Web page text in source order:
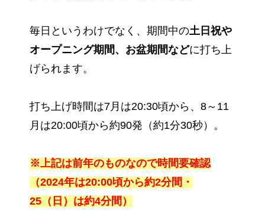
毎日というわけでなく、期間中の土日祝や
オープニング期間、お盆期間などに打ち上
げられます。
打ち上げ時間は7月は20:30頃から、8～11
月は20:00頃から約90発（約1分30秒）。
※上記は前年のものなので時間要確認
（2024年は20:00頃から約2分間・
25（日）は約4分間）